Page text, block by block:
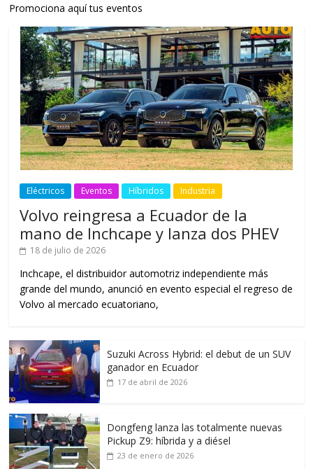
Promociona aquí tus eventos
Eléctricos Eventos Híbridos Industria
Volvo reingresa a Ecuador de la
mano de Inchcape y lanza dos PHEV
18 de julio de 2026
Inchcape, el distribuidor automotriz independiente más
grande del mundo, anunció en evento especial el regreso de
Volvo al mercado ecuatoriano,
Suzuki Across Hybrid: el debut de un SUV
ganador en Ecuador
17 de abril de 2026
Dongfeng lanza las totalmente nuevas
Pickup Z9: híbrida y a diésel
23 de enero de 2026